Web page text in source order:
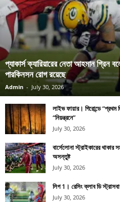
প্যাকার্স ক্যারিয়ারের নেতা আহমান গ্রিন
পারকিনসন রোগ রয়েছে
Admin - July 30, 2026
লাইভ ফায়ার। গিরোন্ডে
“নিয়ন্ত্রনে”
July 30, 2026
বার্সেলোনা স্ট্রাইকারের
অসন্তুষ্ট
July 30, 2026
লিগ 1। রেসিং ক্লাব ডি
July 30, 2026